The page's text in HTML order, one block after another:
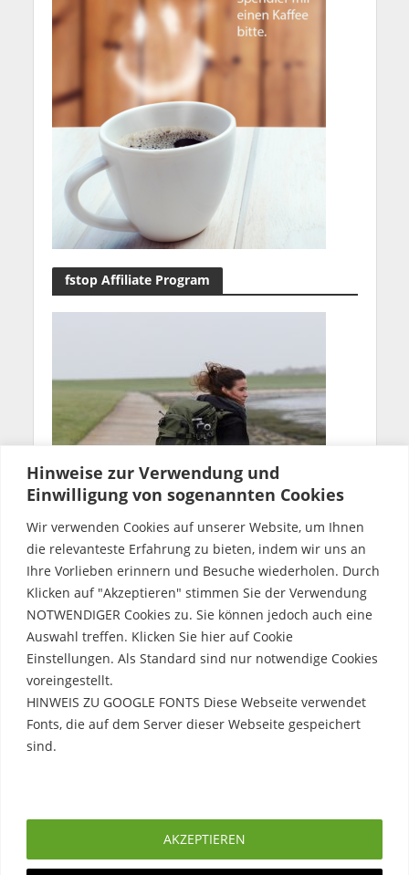
Hinweise zur Verwendung und
Einwilligung von sogenannten Cookies
Wir verwenden Cookies auf unserer Website, um Ihnen
die relevanteste Erfahrung zu bieten, indem wir uns an
Ihre Vorlieben erinnern und Besuche wiederholen. Durch
Klicken auf "Akzeptieren" stimmen Sie der Verwendung
NOTWENDIGER Cookies zu. Sie können jedoch auch eine
Auswahl treffen. Klicken Sie hier auf Cookie
Einstellungen. Als Standard sind nur notwendige Cookies
voreingestellt.
HINWEIS ZU GOOGLE FONTS Diese Webseite verwendet
Fonts, die auf dem Server dieser Webseite gespeichert
sind.
AKZEPTIEREN
fstop Affiliate Program
kaufen und 5% sparen
Uwe Möbus
Impressum
Datenschutzerklärung